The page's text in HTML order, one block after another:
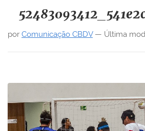
por Comunicação CBDV— Última